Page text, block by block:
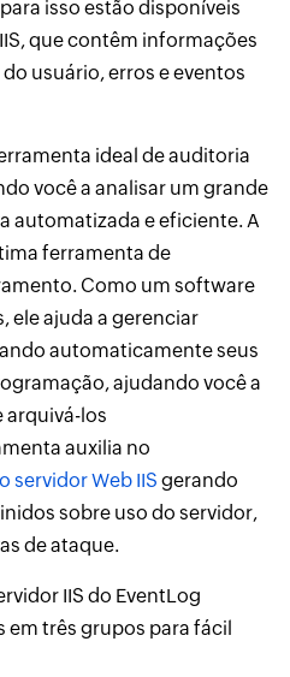
isso estão disponíveis
que contêm informações
usuário, erros e eventos
ideal de auditoria
você a analisar um grande
automatizada e eficiente. A
ferramenta de
Como um software
ele ajuda a gerenciar
automaticamente seus
ajudando você a
arquivá-los
auxilia no
servidor Web IIS gerando
sobre uso do servidor,
de ataque.
IIS do EventLog
em três grupos para fácil